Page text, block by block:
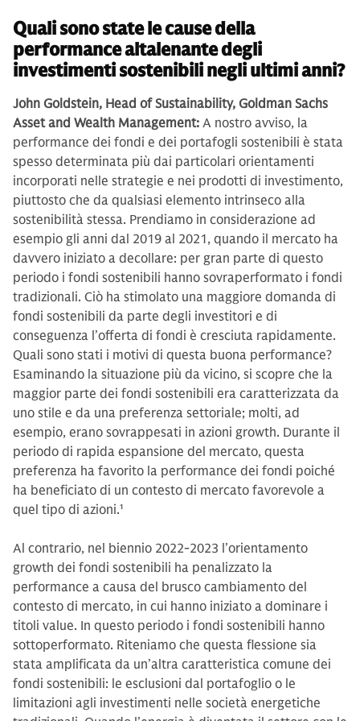
Quali sono state le cause della
performance altalenante degli
investimenti sostenibili negli ultimi anni?
John Goldstein, Head of Sustainability, Goldman Sachs
Asset and Wealth Management: A nostro avviso, la
performance dei fondi e dei portafogli sostenibili è stata
spesso determinata più dai particolari orientamenti
incorporati nelle strategie e nei prodotti di investimento,
piuttosto che da qualsiasi elemento intrinseco alla
sostenibilità stessa. Prendiamo in considerazione ad
esempio gli anni dal 2019 al 2021, quando il mercato ha
davvero iniziato a decollare: per gran parte di questo
periodo i fondi sostenibili hanno sovraperformato i fondi
tradizionali. Ciò ha stimolato una maggiore domanda di
fondi sostenibili da parte degli investitori e di
conseguenza l’offerta di fondi è cresciuta rapidamente.
Quali sono stati i motivi di questa buona performance?
Esaminando la situazione più da vicino, si scopre che la
maggior parte dei fondi sostenibili era caratterizzata da
uno stile e da una preferenza settoriale; molti, ad
esempio, erano sovrappesati in azioni growth. Durante il
periodo di rapida espansione del mercato, questa
preferenza ha favorito la performance dei fondi poiché
ha beneficiato di un contesto di mercato favorevole a
quel tipo di azioni.1
Al contrario, nel biennio 2022-2023 l’orientamento
growth dei fondi sostenibili ha penalizzato la
performance a causa del brusco cambiamento del
contesto di mercato, in cui hanno iniziato a dominare i
titoli value. In questo periodo i fondi sostenibili hanno
sottoperformato. Riteniamo che questa flessione sia
stata amplificata da un’altra caratteristica comune dei
fondi sostenibili: le esclusioni dal portafoglio o le
limitazioni agli investimenti nelle società energetiche